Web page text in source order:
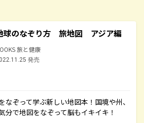
球のなぞり方 旅地図 アジア編
旅と健康
発売
なぞって学ぶ新しい地図本！国境や州、
分で地図をなぞって脳もイキイキ！